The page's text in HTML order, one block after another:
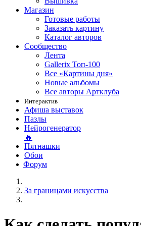
Магазин
Готовые работы
Заказать картину
Каталог авторов
Сообщество
Лента
Gallerix Топ-100
Все «Картины дня»
Новые альбомы
Все авторы Артклуба
Интерактив
Афиша выставок
Пазлы
Нейрогенератор
🔥
Пятнашки
Обои
Форум
За границами искусства